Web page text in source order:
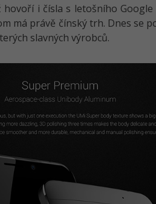
i čísla s letošního
má právě čínský trh. Dnes se
slavných výrobců.